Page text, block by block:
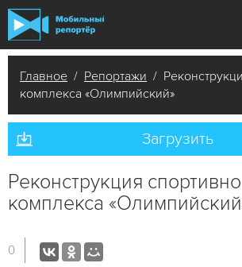
Главное / Репортажи /
комплекса «Олимпийский»
Загрузить
Реконструкция
комплекса
0